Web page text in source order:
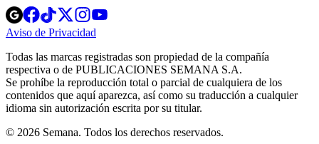
Opens
in
new
Opens
in
new
Opens
in
new
window
Opens
new
windowwindow
Aviso de Privacidad
new
window
Todas las marcas registradas son propiedad de la compañía
respectiva o de PUBLICACIONES SEMANA S.A.
Se prohíbe la reproducción total o parcial de cualquiera de los
contenidos que aquí aparezca, así como su traducción a cualquier
idioma sin autorización escrita por su titular.
© 2026 Semana. Todos los derechos reservados.